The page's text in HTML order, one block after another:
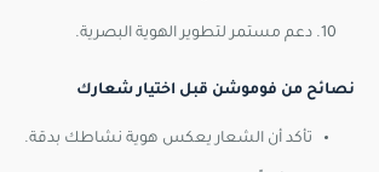
دعم مستمر لتطوير الهوية البصرية.
نصائح من فوموشن قبل اختيار شعارك
تأكد أن الشعار يعكس هوية نشاطك بدقة.